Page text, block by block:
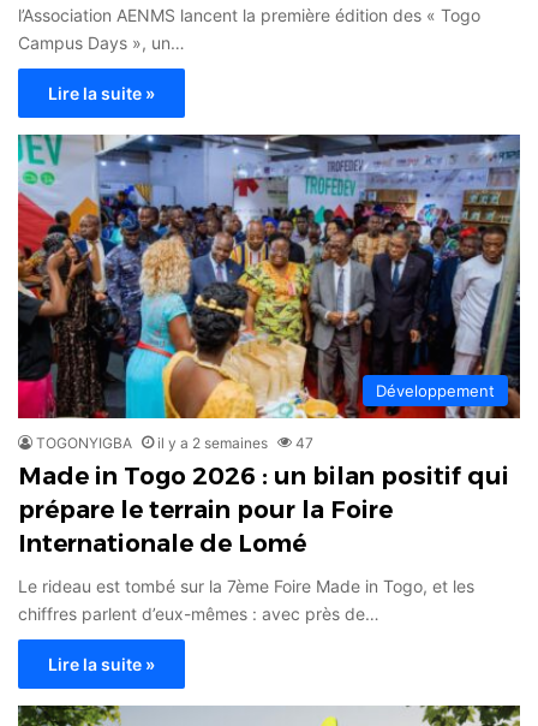
l’Association AENMS lancent la première édition des « Togo
Campus Days », un…
Lire la suite »
Développement
TOGONYIGBA il y a 2 semaines 47
Made in Togo 2026 : un bilan positif qui
prépare le terrain pour la Foire
Internationale de Lomé
Le rideau est tombé sur la 7ème Foire Made in Togo, et les
chiffres parlent d’eux-mêmes : avec près de…
Lire la suite »